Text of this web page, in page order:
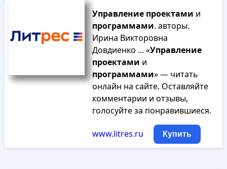
Управление проектами и
программами. авторы.
Ирина Викторовна
Довдиенко ... «Управление
проектами и
программами» — читать
онлайн на сайте. Оставляйте
комментарии и отзывы,
голосуйте за понравившиеся.
www.litres.ru Купить